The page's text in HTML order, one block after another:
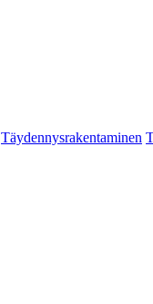
Täydennysrakentaminen